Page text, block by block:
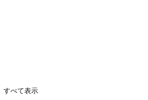
すべて表示